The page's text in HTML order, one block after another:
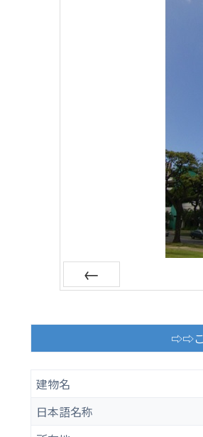
⇨⇨こ
建物名
日本語名称